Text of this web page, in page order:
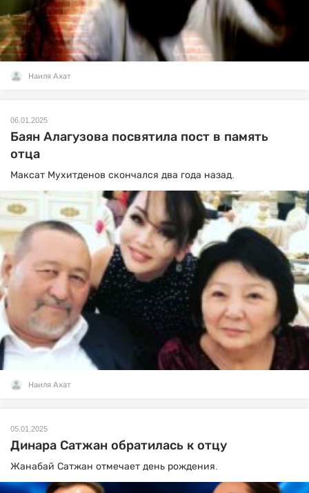
Наиля Ахат
06.01.2025
Баян Алагузова посвятила пост в память
отца
Максат Мухитденов скончался два года назад.
Наиля Ахат
05.01.2025
Динара Сатжан обратилась к отцу
Жанабай Сатжан отмечает день рождения.